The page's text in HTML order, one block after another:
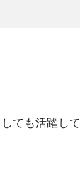
ても活躍して